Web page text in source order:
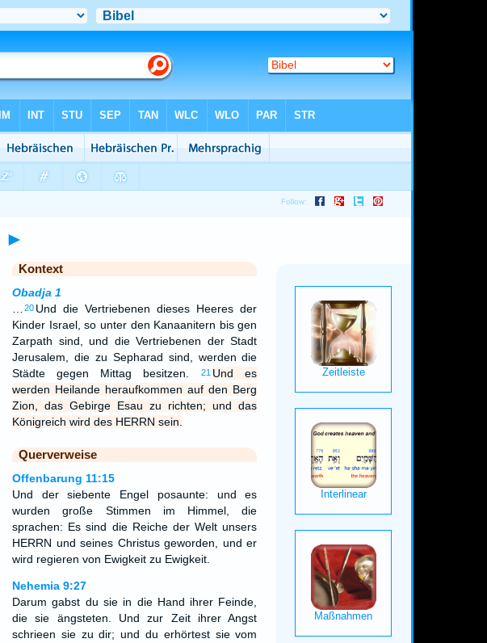
►
Kontext
Obadja 1
20 Und die Vertriebenen dieses Heeres der
Kinder Israel, so unter den Kanaanitern bis gen
Zarpath sind, und die Vertriebenen der Stadt
Jerusalem, die zu Sepharad sind, werden die
Städte gegen Mittag besitzen.
21 Und es
werden Heilande heraufkommen auf den Berg
Zion, das Gebirge Esau zu richten; und das
Königreich wird des HERRN sein.
Querverweise
Offenbarung 11:15
Und der siebente Engel posaunte: und es
wurden große Stimmen im Himmel, die
sprachen: Es sind die Reiche der Welt unsers
HERRN und seines Christus geworden, und er
wird regieren von Ewigkeit zu Ewigkeit.
Nehemia 9:27
Darum gabst du sie in die Hand ihrer Feinde,
die sie ängsteten. Und zur Zeit ihrer Angst
schrieen sie zu dir; und du erhörtest sie vom